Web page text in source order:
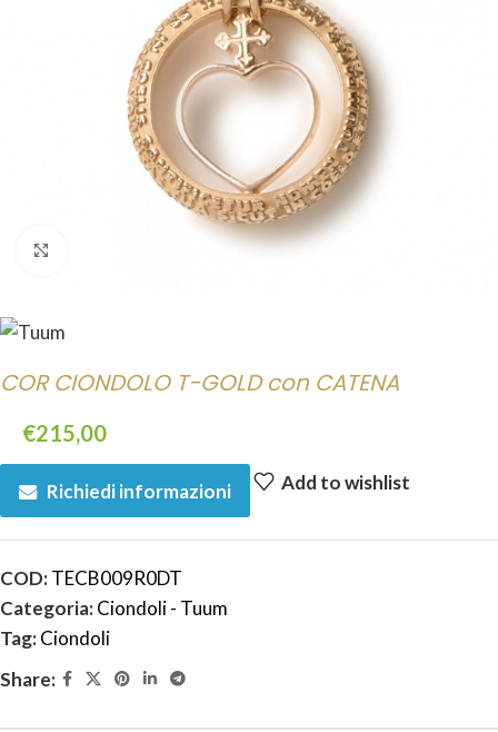
COR CIONDOLO T-GOLD con CATENA
€215,00
Richiedi informazioni Add to wishlist
COD:TECB009R0DT
Categoria:Ciondoli - Tuum
Tag:Ciondoli
Share: